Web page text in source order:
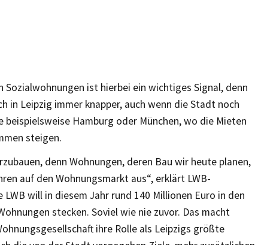
Sozialwohnungen ist hierbei ein wichtiges Signal, denn
in Leipzig immer knapper, auch wenn die Stadt noch
Hamburg oder München, wo die Mieten
steigen.
denn Wohnungen, deren Bau wir heute planen,
auf den Wohnungsmarkt aus“, erklärt LWB-
will in diesem Jahr rund 140 Millionen Euro in den
stecken. Soviel wie nie zuvor. Das macht
ihre Rolle als Leipzigs größte